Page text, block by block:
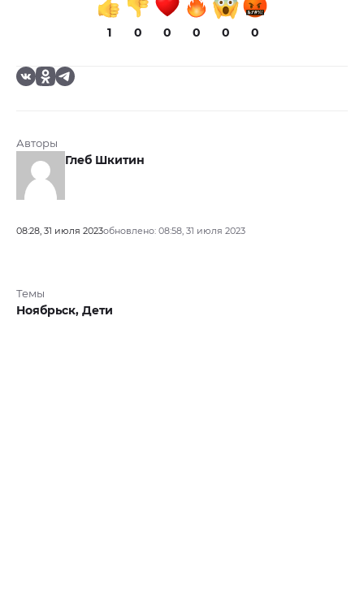
1 0 0 0 0 0
Авторы
Глеб Шкитин
08:28, 31 июля 2023обновлено: 08:58, 31 июля 2023
Темы
Ноябрьск, Дети